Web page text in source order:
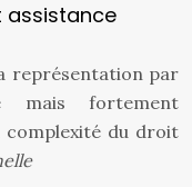
assistance
représentation par
mais fortement
complexité du droit